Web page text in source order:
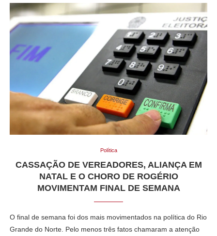
Política
CASSAÇÃO DE VEREADORES, ALIANÇA EM
NATAL E O CHORO DE ROGÉRIO
MOVIMENTAM FINAL DE SEMANA
O final de semana foi dos mais movimentados na política do Rio
Grande do Norte. Pelo menos três fatos chamaram a atenção